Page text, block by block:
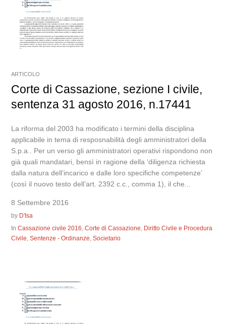
ARTICOLO
Corte di Cassazione, sezione I civile,
sentenza 31 agosto 2016, n.17441
La riforma del 2003 ha modificato i termini della disciplina
applicabile in tema di resposnabilità degli amministratori della
S.p.a.. Per un verso gli amministratori operativi rispondono non
già quali mandatari, bensì in ragione della ‘diligenza richiesta
dalla natura dell’incarico e dalle loro specifiche competenze’
(così il nuovo testo dell’art. 2392 c.c., comma 1), il che...
8 Settembre 2016
by D'Isa
InCassazione civile 2016,Corte di Cassazione, Diritto Civile e Procedura
Civile,Sentenze - Ordinanze,Societario